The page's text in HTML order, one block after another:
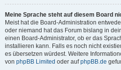
Meine Sprache steht auf diesem Board
Meist hat die Board-Administration
oder niemand hat das Forum bislang in
einen Board-Administrator, ob er das
installieren kann. Falls es noch nicht
es übersetzen würdest. Weitere
von phpBB Limited oder aufphpBB.de